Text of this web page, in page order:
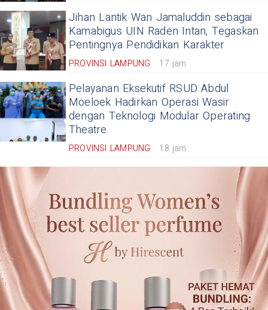
Jihan Lantik Wan Jamaluddin sebagai
Kamabigus UIN Raden Intan, Tegaskan
Pentingnya Pendidikan Karakter
PROVINSI LAMPUNG 17 jam
Pelayanan Eksekutif RSUD Abdul
Moeloek Hadirkan Operasi Wasir
dengan Teknologi Modular Operating
Theatre
PROVINSI LAMPUNG 18 jam